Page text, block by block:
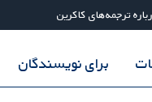
ترجمه‌های کاکرین
برای نویسندگان